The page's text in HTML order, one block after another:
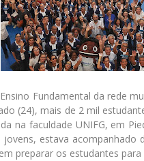
Fundamental da rede
(24), mais de 2 mil
na faculdade UNIFG, em
estava
preparar os estudantes